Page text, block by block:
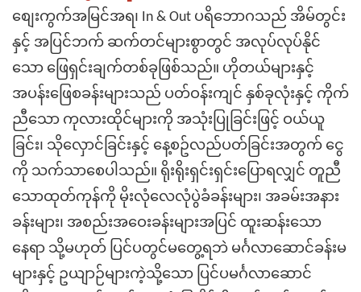
စျေးကွက်အမြင်အရ၊ In & Out ပရိဘောဂသည် အိမ်တွင်း
နှင့် အပြင်ဘက် ဆက်တင်များစွာတွင် အလုပ်လုပ်နိုင်
သော ဖြေရှင်းချက်တစ်ခုဖြစ်သည်။ ဟိုတယ်များနှင့်
အပန်းဖြေစခန်းများသည် ပတ်ဝန်းကျင် နှစ်ခုလုံးနှင့် ကိုက်
ညီသော ကုလားထိုင်များကို အသုံးပြုခြင်းဖြင့် ဝယ်ယူ
ခြင်း၊ သိုလှောင်ခြင်းနှင့် နေ့စဥ်လည်ပတ်ခြင်းအတွက် ငွေ
ကို သက်သာစေပါသည်။ ရိုးရိုးရှင်းရှင်းပြောရလျှင် တူညီ
သောထုတ်ကုန်ကို မိုးလုံလေလုံပွဲခံခန်းများ၊ အခမ်းအနား
ခန်းများ၊ အစည်းအဝေးခန်းများအပြင် ထူးဆန်းသော
နေရာ သို့မဟုတ် ပြင်ပတွင်မတွေ့ရဘဲ မင်္ဂလာဆောင်ခန်းမ
များနှင့် ဥယျာဉ်များကဲ့သို့သော ပြင်ပမင်္ဂလာဆောင်